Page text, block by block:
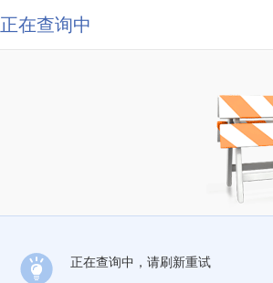
正在查询中
正在查询中，请刷新重试